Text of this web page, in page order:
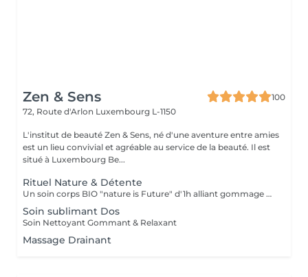
Zen & Sens
100
72, Route d'Arlon Luxembourg L-1150
L'institut de beauté Zen & Sens, né d'une aventure entre amies
est un lieu convivial et agréable au service de la beauté. Il est
situé à Luxembourg Be...
Rituel Nature & Détente
Un soin corps BIO "nature is Future" d'1h alliant gommage exfoliant et massage relaxant pour une peau douce, un corps apaisé et un véritable moment de lâcher-prise.
Soin sublimant Dos
Soin Nettoyant Gommant & Relaxant
Massage Drainant